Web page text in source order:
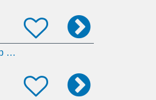
Schwimmtrainer / Schwimmlehrer (m/w/d) – Top Vergütung | Bornheim